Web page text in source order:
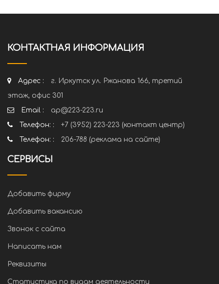
КОНТАКТНАЯ ИНФОРМАЦИЯ
Адрес :
г. Иркутск ул. Ржанова 166, третий
этаж, офис 301
Email :
ap@223-223.ru
Телефон: :
+7 (3952) 223-223 (контакт центр)
Телефон: :
206-788 (реклама на сайте)
СЕРВИСЫ
Добавить фирму
Добавить вакансию
Звонок с сайта
Написать нам
Реквизиты
Статистика по видам деятельности